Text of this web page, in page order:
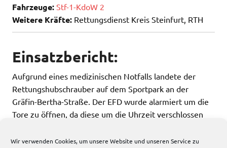
Wir verwenden Cookies, um unsere Website und unseren Service zu
Fahrzeuge: Stf-1-KdoW 2
Weitere Kräfte: Rettungsdienst Kreis Steinfurt, RTH
Einsatzbericht:
Aufgrund eines medizinischen Notfalls landete der
Rettungshubschrauber auf dem Sportpark an der
Gräfin-Bertha-Straße. Der EFD wurde alarmiert um die
Tore zu öffnen, da diese um die Uhrzeit verschlossen